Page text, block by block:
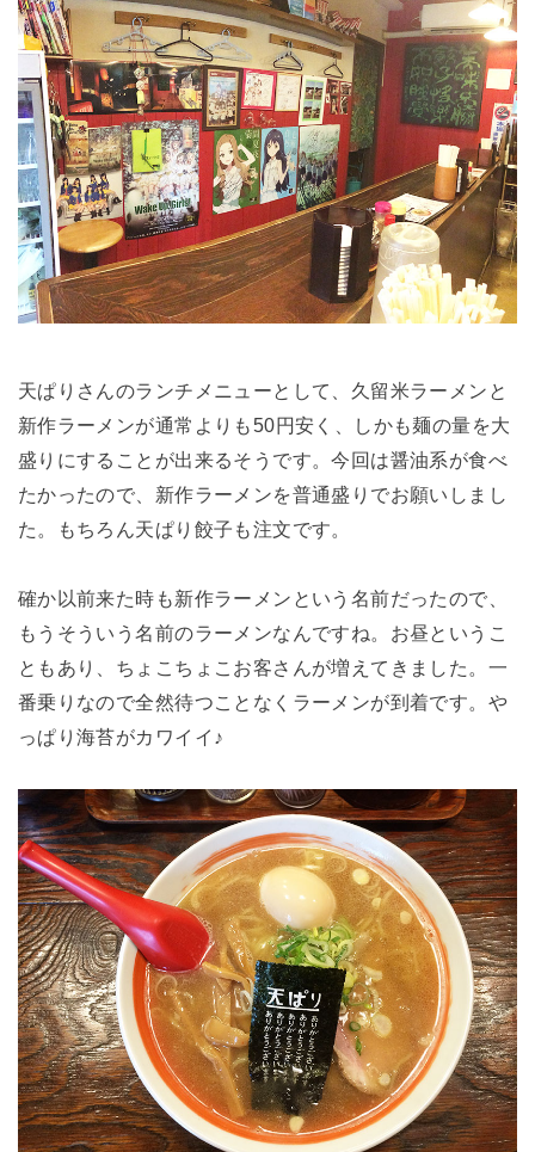
天ぱりさんのランチメニューとして、久留米ラーメンと
新作ラーメンが通常よりも50円安く、しかも麺の量を大
盛りにすることが出来るそうです。今回は醤油系が食べ
たかったので、新作ラーメンを普通盛りでお願いしまし
た。もちろん天ぱり餃子も注文です。
確か以前来た時も新作ラーメンという名前だったので、
もうそういう名前のラーメンなんですね。お昼というこ
ともあり、ちょこちょこお客さんが増えてきました。一
番乗りなので全然待つことなくラーメンが到着です。や
っぱり海苔がカワイイ♪